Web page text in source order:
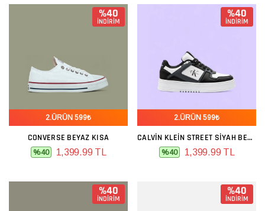
%40
İNDİRİM
2.ÜRÜN 599₺
CONVERSE BEYAZ KISA
%40 1,399.99 TL
%40
İNDİRİM
2.ÜRÜN 599₺
CALVIN KLEIN STREET SIYAH BEYAZ
%40 1,399.99 TL
%40
İNDİRİM
%40
İNDİRİM